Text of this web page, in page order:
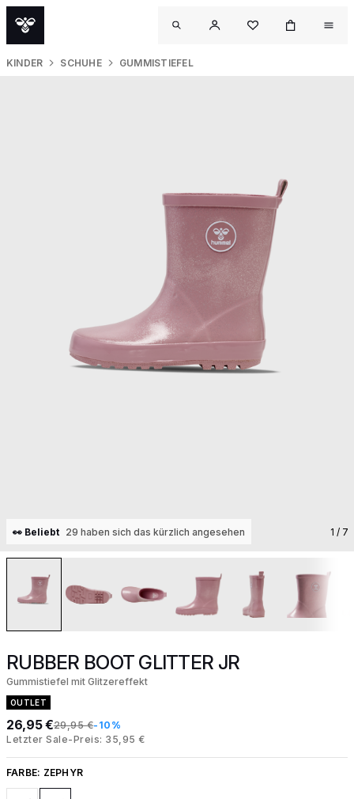
KINDER SCHUHE GUMMISTIEFEL
👀 Beliebt 29 haben sich das kürzlich angesehen 1 / 7
RUBBER BOOT GLITTER JR
Gummistiefel mit Glitzereffekt
OUTLET
26,95 €29,95 €-10%
Letzter Sale-Preis: 35,95 €
FARBE: ZEPHYR